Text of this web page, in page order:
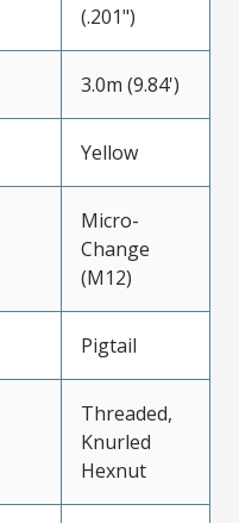
(.201")
3.0m (9.84')
Yellow
Micro-
Change
(M12)
Pigtail
Threaded,
Knurled
Hexnut